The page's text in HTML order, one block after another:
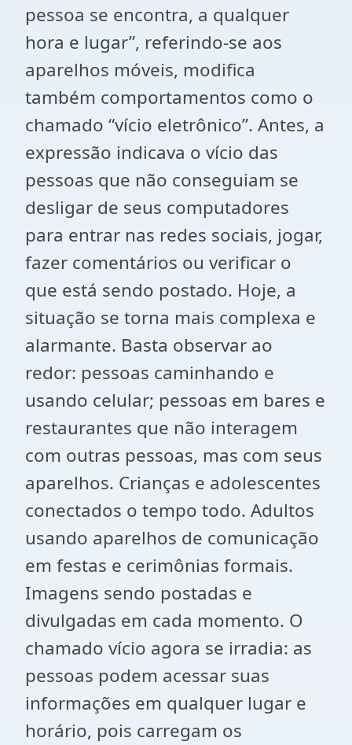
pessoa se encontra, a qualquer
hora e lugar”, referindo-se aos
aparelhos móveis, modifica
também comportamentos como o
chamado “vício eletrônico”. Antes, a
expressão indicava o vício das
pessoas que não conseguiam se
desligar de seus computadores
para entrar nas redes sociais, jogar,
fazer comentários ou verificar o
que está sendo postado. Hoje, a
situação se torna mais complexa e
alarmante. Basta observar ao
redor: pessoas caminhando e
usando celular; pessoas em bares e
restaurantes que não interagem
com outras pessoas, mas com seus
aparelhos. Crianças e adolescentes
conectados o tempo todo. Adultos
usando aparelhos de comunicação
em festas e cerimônias formais.
Imagens sendo postadas e
divulgadas em cada momento. O
chamado vício agora se irradia: as
pessoas podem acessar suas
informações em qualquer lugar e
horário, pois carregam os